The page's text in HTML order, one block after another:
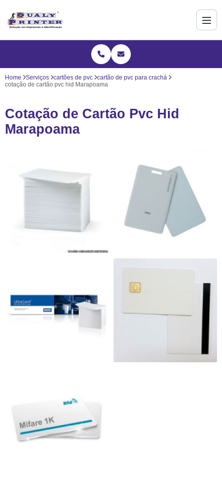
Home Serviços cartões de pvc
cartão de pvc para crachá
cotação de cartão pvc hid Marapoama
Cotação de Cartão Pvc Hid
Marapoama